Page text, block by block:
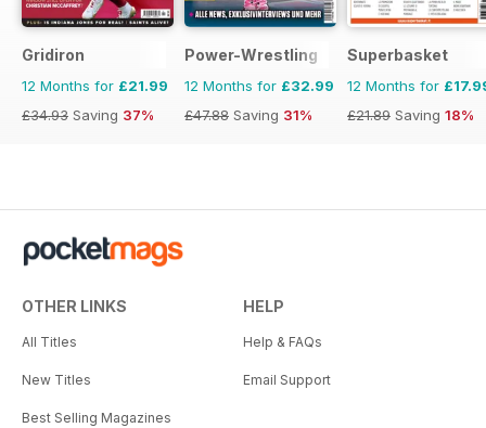
Gridiron
12 Months for £21.99
£34.93 Saving 37%
Power-Wrestling
12 Months for £32.99
£47.88 Saving 31%
Superbasket
12 Months for
£21.89 Saving 18%
OTHER LINKS
All Titles
New Titles
Best Selling Magazines
HELP
Help & FAQs
Email Support